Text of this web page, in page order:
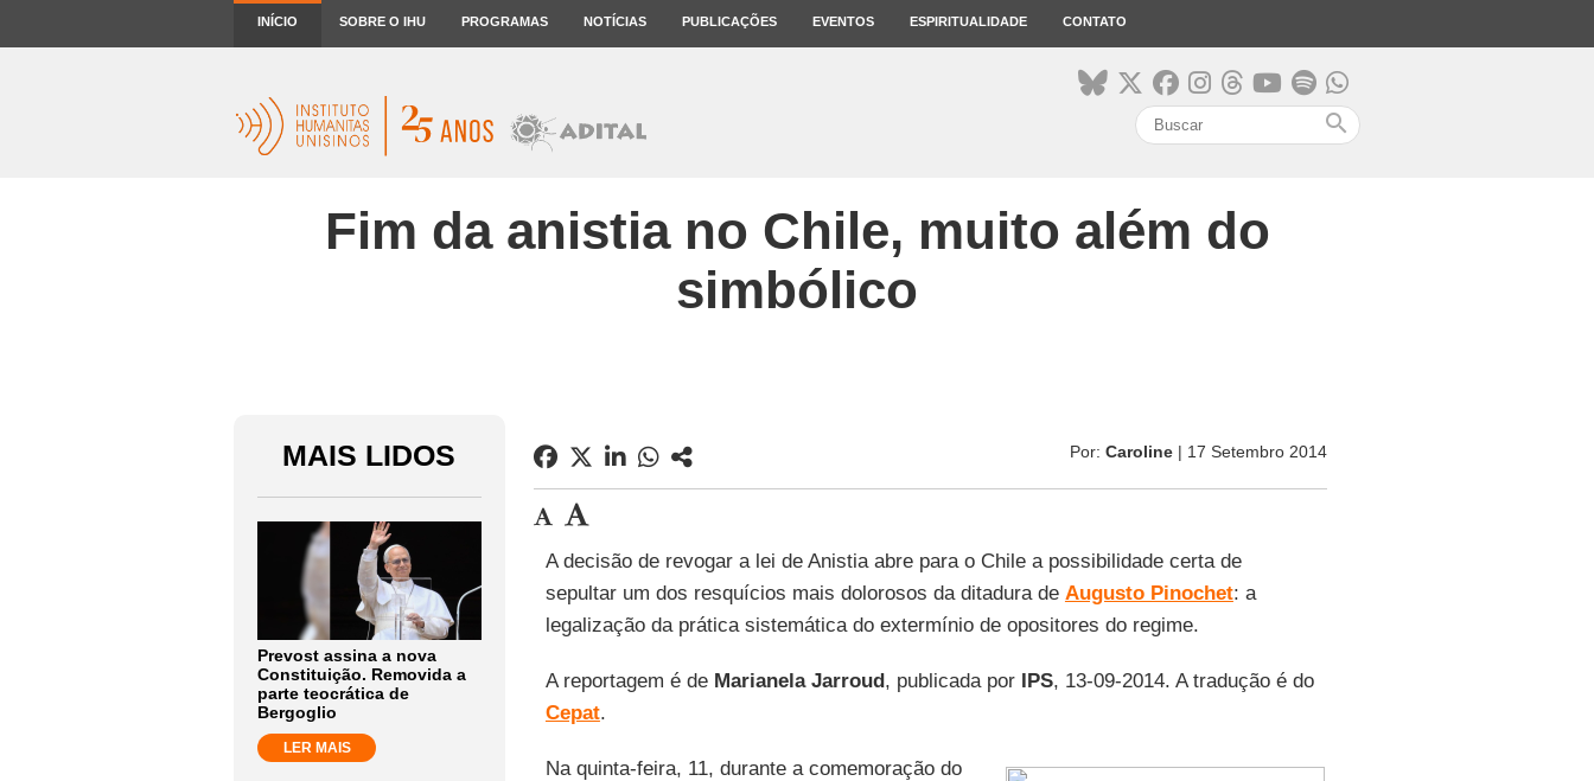
INÍCIO SOBRE O IHU PROGRAMAS NOTÍCIAS PUBLICAÇÕES EVENTOS ESPIRITUALIDADE CONTATO
search
Fim da anistia no Chile, muito além do
simbólico
MAIS LIDOS
Prevost assina a nova
Constituição. Removida a
parte teocrática de
Bergoglio
LER MAIS
Por: Caroline| 17 Setembro 2014
A decisão de revogar a lei de Anistia abre para o Chile a possibilidade certa de
sepultar um dos resquícios mais dolorosos da ditadura de Augusto Pinochet: a
legalização da prática sistemática do extermínio de opositores do regime.
A reportagem é de Marianela Jarroud, publicada por IPS, 13-09-2014. A tradução é do
Cepat.
Na quinta-feira, 11, durante a comemoração do